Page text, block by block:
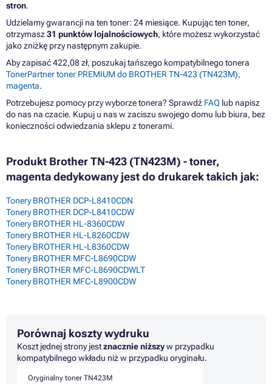
stron.
Udzielamy gwarancji na ten toner: 24 miesiące. Kupując ten toner,
otrzymasz31 punktów lojalnościowych, które możesz wykorzystać
jako zniżkę przy następnym zakupie.
Aby zapisać 422,08 zł, poszukaj tańszego kompatybilnego tonera
TonerPartner toner PREMIUM do BROTHER TN-423 (TN423M),
magenta.
Potrzebujesz pomocy przy wyborze tonera? Sprawdź FAQ lub napisz
do nas na czacie. Kupuj u nas w zaciszu swojego domu lub biura, bez
konieczności odwiedzania sklepu z tonerami.
Produkt Brother TN-423 (TN423M) - toner,
magenta dedykowany jest do drukarek takich jak:
Tonery BROTHER DCP-L8410CDN
Tonery BROTHER DCP-L8410CDW
Tonery BROTHER HL-8360CDW
Tonery BROTHER HL-L8260CDW
Tonery BROTHER HL-L8360CDW
Tonery BROTHER MFC-L8690CDW
Tonery BROTHER MFC-L8690CDWLT
Tonery BROTHER MFC-L8900CDW
Porównaj koszty wydruku
Koszt jednej strony jestznacznie niższyw przypadku
kompatybilnego wkładu niż w przypadku oryginału.
Oryginalny toner TN423M